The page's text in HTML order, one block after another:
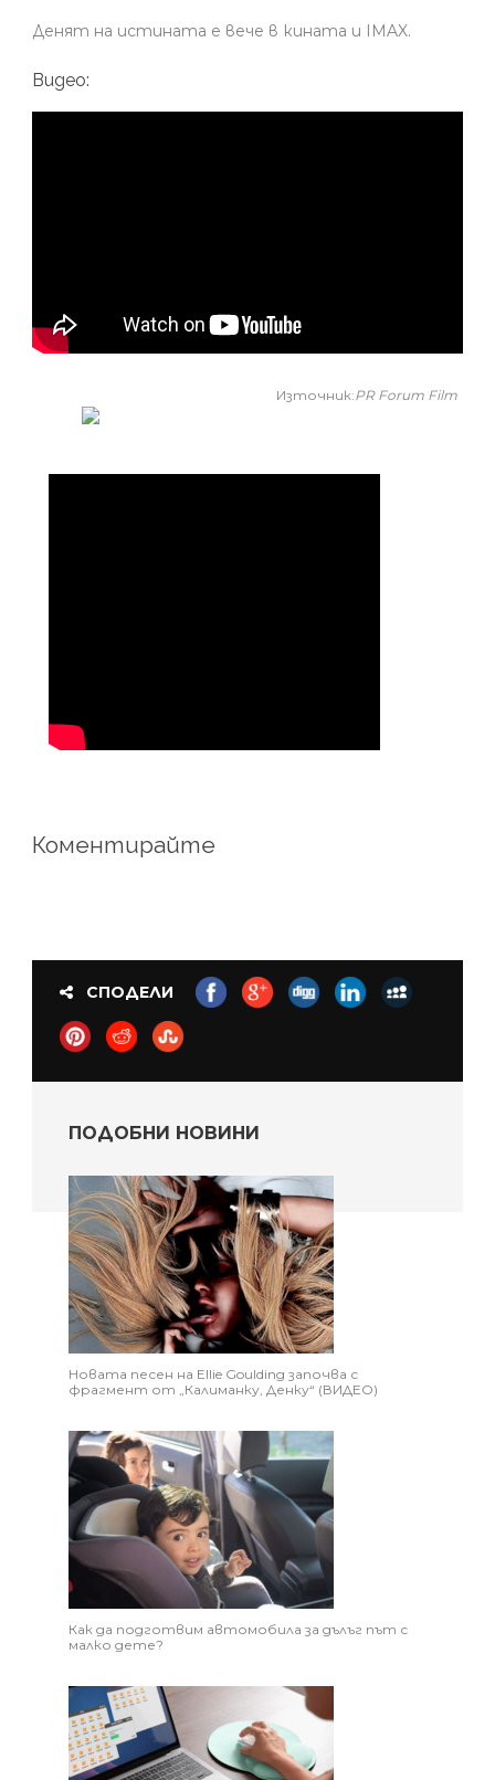
Денят на истината е вече в кината и IMAX.
Видео:
Източник:PR Forum Film
Коментирайте
СПОДЕЛИ
ПОДОБНИ НОВИНИ
Новата песен на Ellie Goulding започва с
фрагмент от „Калиманку, Денку“ (ВИДЕО)
Как да подготвим автомобила за дълъг път с
малко дете?